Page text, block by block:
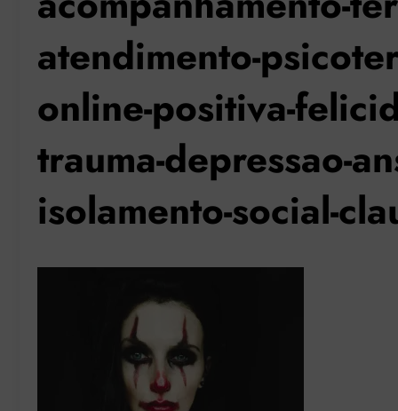
atendimento-
online-positiva-
trauma-depressao-
isolamento-social-